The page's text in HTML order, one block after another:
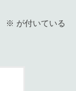
※ が付いている